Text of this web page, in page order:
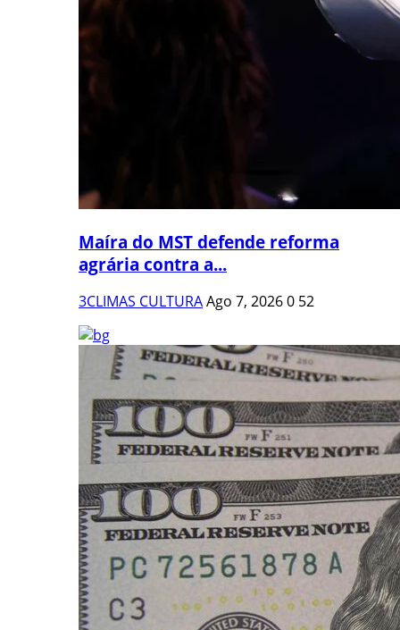
Maíra do MST defende reforma
agrária contra a...
3CLIMAS CULTURAAgo 7, 20260 52